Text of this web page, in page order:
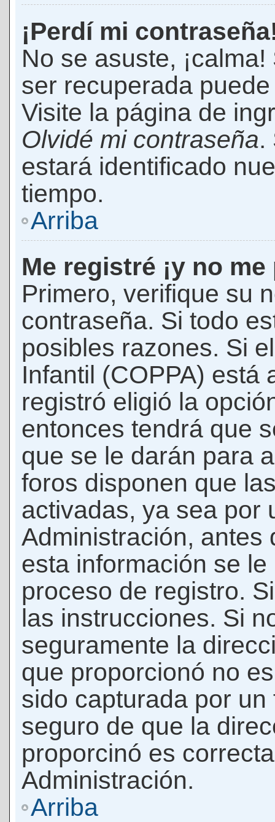
¡Perdí mi
No se asuste,
ser recuperada
Visite la página de
Olvidé mi contraseña.
estará identificado
tiempo.
Arriba
Me registré ¡y no
Primero, verifique su
contraseña. Si todo
posibles razones. Si
Infantil (COPPA) está
registró eligió la
entonces tendrá que
que se le darán para
foros disponen que
activadas, ya sea por
Administración, antes
esta información se
proceso de registro.
las instrucciones. Si
seguramente la
que proporcionó no
sido capturada por
seguro de que la
proporcinó es
Administración.
Arriba